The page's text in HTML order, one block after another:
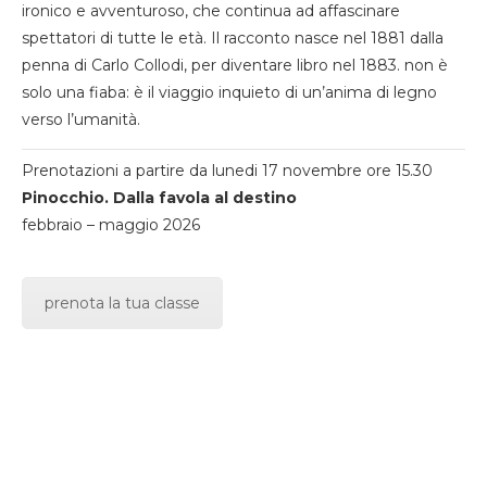
ironico e avventuroso, che continua ad affascinare
spettatori di tutte le età. Il racconto nasce nel 1881 dalla
penna di Carlo Collodi, per diventare libro nel 1883. non è
solo una fiaba: è il viaggio inquieto di un’anima di legno
verso l’umanità.
Prenotazioni a partire da lunedi 17 novembre ore 15.30
Pinocchio. Dalla favola al destino
febbraio – maggio 2026
prenota la tua classe